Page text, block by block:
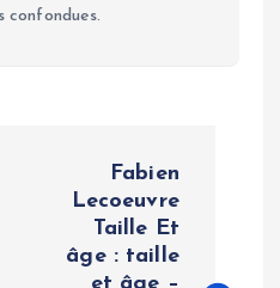
confondues.
Fabien
Lecoeuvre
Taille Et
âge : taille